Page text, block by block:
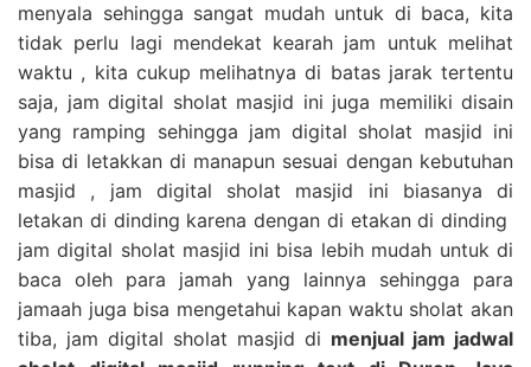
menyala sehingga sangat mudah untuk di baca, kita
tidak perlu lagi mendekat kearah jam untuk melihat
waktu , kita cukup melihatnya di batas jarak tertentu
saja, jam digital sholat masjid ini juga memiliki disain
yang ramping sehingga jam digital sholat masjid ini
bisa di letakkan di manapun sesuai dengan kebutuhan
masjid , jam digital sholat masjid ini biasanya di
letakan di dinding karena dengan di etakan di dinding
jam digital sholat masjid ini bisa lebih mudah untuk di
baca oleh para jamah yang lainnya sehingga para
jamaah juga bisa mengetahui kapan waktu sholat akan
tiba, jam digital sholat masjid di menjual jam jadwal